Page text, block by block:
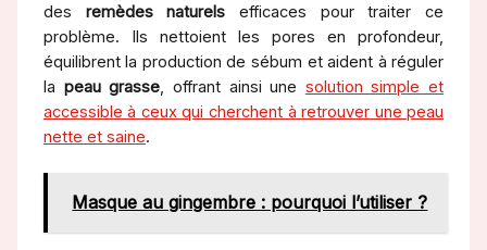
des remèdes naturels efficaces pour traiter ce
problème. Ils nettoient les pores en profondeur,
équilibrent la production de sébum et aident à réguler
la peau grasse , offrant ainsi une solution simple et
accessible à ceux qui cherchent à retrouver une peau
nette et saine.
Masque au gingembre : pourquoi l’utiliser ?